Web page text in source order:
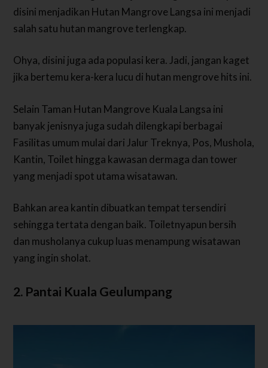
disini menjadikan Hutan Mangrove Langsa ini menjadi
salah satu hutan mangrove terlengkap.
Ohya, disini juga ada populasi kera. Jadi, jangan kaget
jika bertemu kera-kera lucu di hutan mengrove hits ini.
Selain Taman Hutan Mangrove Kuala Langsa ini
banyak jenisnya juga sudah dilengkapi berbagai
Fasilitas umum mulai dari Jalur Treknya, Pos, Mushola,
Kantin, Toilet hingga kawasan dermaga dan tower
yang menjadi spot utama wisatawan.
Bahkan area kantin dibuatkan tempat tersendiri
sehingga tertata dengan baik. Toiletnyapun bersih
dan musholanya cukup luas menampung wisatawan
yang ingin sholat.
2. Pantai Kuala Geulumpang